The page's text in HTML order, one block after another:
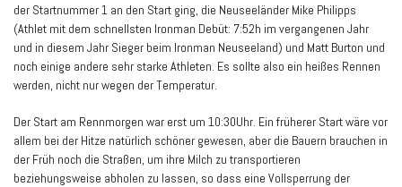
der Startnummer 1 an den Start ging, die Neuseeländer Mike Philipps
(Athlet mit dem schnellsten Ironman Debüt: 7:52h im vergangenen Jahr
und in diesem Jahr Sieger beim Ironman Neuseeland) und Matt Burton und
noch einige andere sehr starke Athleten. Es sollte also ein heißes Rennen
werden, nicht nur wegen der Temperatur.
Der Start am Rennmorgen war erst um 10:30Uhr. Ein früherer Start wäre vor
allem bei der Hitze natürlich schöner gewesen, aber die Bauern brauchen in
der Früh noch die Straßen, um ihre Milch zu transportieren
beziehungsweise abholen zu lassen, so dass eine Vollsperrung der